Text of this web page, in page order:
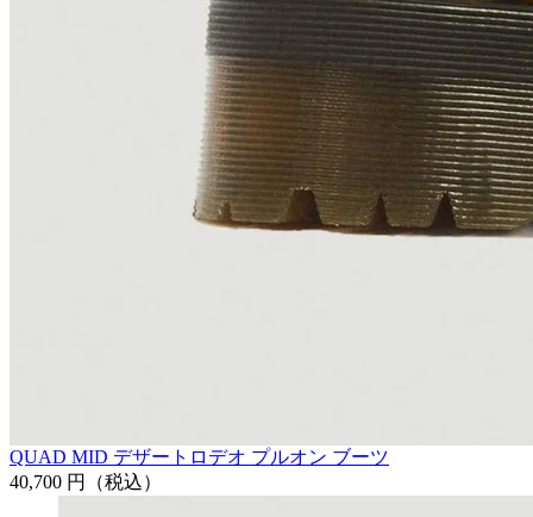
QUAD MID デザートロデオ プルオン ブーツ
40,700 円
（税込）